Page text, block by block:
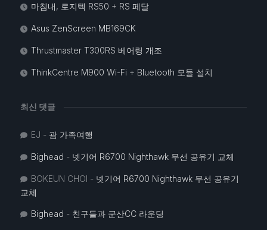
마침내, 로지텍 RS50 + RS 페달
Asus ZenScreen MB169CK
Thrustmaster T300RS 베어링 개조
ThinkCentre M900 Wi-Fi + Bluetooth 모듈 설치
최신 댓글
EJ - 괌 가족여행
Bighead - 넷기어 R6700 Nighthawk 무선 공유기 교체
BOKEUN CHOI - 넷기어 R6700 Nighthawk 무선 공유기
교체
Bighead - 친구들과 군산CC 라운딩